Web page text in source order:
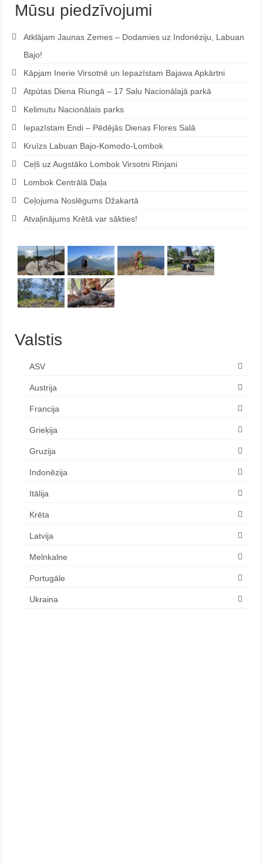
Mūsu piedzīvojumi
Atklājam Jaunas Zemes – Dodamies uz Indonēziju, Labuan
Bajo!
Kāpjam Inerie Virsotnē un Iepazīstam Bajawa Apkārtni
Atpūtas Diena Riungā – 17 Salu Nacionālajā parkā
Kelimutu Nacionālais parks
Iepazīstam Endi – Pēdējās Dienas Flores Salā
Kruīzs Labuan Bajo-Komodo-Lombok
Ceļš uz Augstāko Lombok Virsotni Rinjani
Lombok Centrālā Daļa
Ceļojuma Noslēgums Džakartā
Atvaļinājums Krētā var sākties!
Valstis
ASV
Austrija
Francija
Grieķija
Gruzija
Indonēzija
Itālija
Krēta
Latvija
Melnkalne
Portugāle
Ukraina